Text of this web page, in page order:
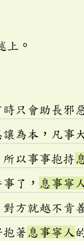
上。
只會助長邪
為本，凡事
以事事抱持
了， 息事寧
對方就越不肯
著息事寧人